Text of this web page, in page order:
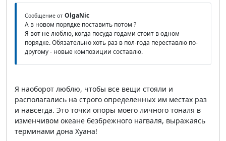
Сообщение от OlgaNic
А в новом порядке поставить потом ?
Я вот не люблю, когда посуда годами стоит в одном
порядке. Обязательно хоть раз в пол-года переставлю по-
другому - новые композиции составлю.
Я наоборот люблю, чтобы все вещи стояли и
располагались на строго определенных им местах раз
и навсегда. Это точки опоры моего личного тоналя в
изменчивом океане безбрежного нагваля, выражаясь
терминами дона Хуана!